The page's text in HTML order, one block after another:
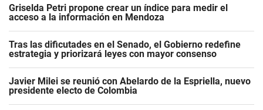
Griselda Petri propone crear un índice para medir el
acceso a la información en Mendoza
Tras las dificutades en el Senado, el Gobierno redefine
estrategia y priorizará leyes con mayor consenso
Javier Milei se reunió con Abelardo de la Espriella, nuevo
presidente electo de Colombia